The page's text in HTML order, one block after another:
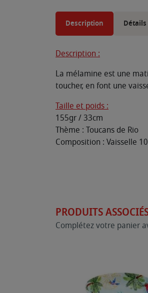
Description
Description :
La mélamine est une
toucher, en font une
Taille et poids :
155gr / 33cm
Thème : Toucans de Rio
Composition : Vaisselle
PRODUITS
Complétez votre panier